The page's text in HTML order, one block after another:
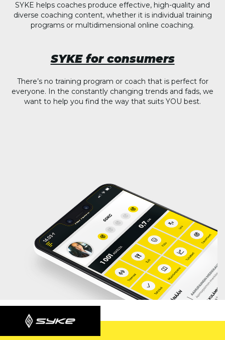
SYKE helps coaches produce effective, high-quality and
diverse coaching content, whether it is individual training
programs or multidimensional online coaching.
SYKE for consumers
There’s no training program or coach that is perfect for
everyone. In the constantly changing trends and fads, we
want to help you find the way that suits YOU best.